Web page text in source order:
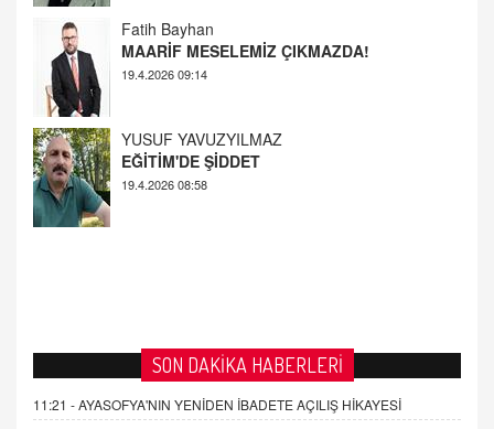
YUSUF YAVUZYILMAZ
SON DAKİKA HABERLERİ
11:21 -AYASOFYA'NIN YENİDEN İBADETE AÇILIŞ HİKAYESİ